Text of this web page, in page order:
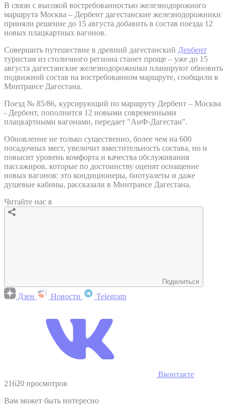
В связи с высокой востребованностью железнодорожного
маршрута Москва – Дербент дагестанские железнодорожники
приняли решение до 15 августа добавить в состав поезда 12
новых плацкартных вагонов.
Совершить путешествие в древний дагестанский Дербент
туристам из столичного региона станет проще – уже до 15
августа дагестанские железнодорожники планируют обновить
подвижной состав на востребованном маршруте, сообщили в
Минтрансе Дагестана.
Поезд № 85/86, курсирующий по маршруту Дербент – Москва
- Дербент, пополнится 12 новыми современными
плацкартными вагонами, передает "АиФ-Дагестан".
Обновление не только существенно, более чем на 600
посадочных мест, увеличит вместительность состава, но и
повысит уровень комфорта и качества обслуживания
пассажиров, которые по достоинству оценят оснащение
новых вагонов: это кондиционеры, биотуалеты и даже
душевые кабины, рассказали в Минтрансе Дагестана.
Читайте нас в
Поделиться
Дзен Новости Telegram
Вконтакте
21620 просмотров
Вам может быть интересно